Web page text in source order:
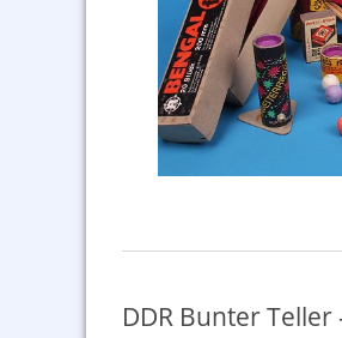
DDR Bunter